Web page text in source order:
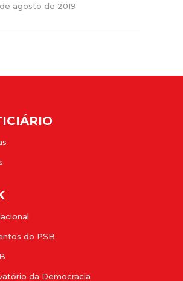
agosto de 2019
do PSB
da Democracia